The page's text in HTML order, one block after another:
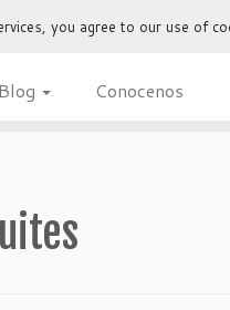
Blog Conocenos
you agree to our use of